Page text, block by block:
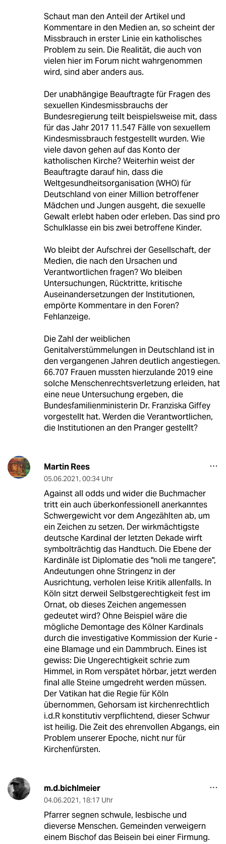
Schaut man den Anteil der Artikel und
Kommentare in den Medien an, so scheint der
Missbrauch in erster Linie ein katholisches
Problem zu sein. Die Realität, die auch von
vielen hier im Forum nicht wahrgenommen
wird, sind aber anders aus.
Der unabhängige Beauftragte für Fragen des
sexuellen Kindesmissbrauchs der
Bundesregierung teilt beispielsweise mit, dass
für das Jahr 2017 11.547 Fälle von sexuellem
Kindesmissbrauch festgestellt wurden. Wie
viele davon gehen auf das Konto der
katholischen Kirche? Weiterhin weist der
Beauftragte darauf hin, dass die
Weltgesundheitsorganisation (WHO) für
Deutschland von einer Million betroffener
Mädchen und Jungen ausgeht, die sexuelle
Gewalt erlebt haben oder erleben. Das sind pro
Schulklasse ein bis zwei betroffene Kinder.
Wo bleibt der Aufschrei der Gesellschaft, der
Medien, die nach den Ursachen und
Verantwortlichen fragen? Wo bleiben
Untersuchungen, Rücktritte, kritische
Auseinandersetzungen der Institutionen,
empörte Kommentare in den Foren?
Fehlanzeige.
Die Zahl der weiblichen
Genitalverstümmelungen in Deutschland ist in
den vergangenen Jahren deutlich angestiegen.
66.707 Frauen mussten hierzulande 2019 eine
solche Menschenrechtsverletzung erleiden, hat
eine neue Untersuchung ergeben, die
Bundesfamilienministerin Dr. Franziska Giffey
vorgestellt hat. Werden die Verantwortlichen,
die Institutionen an den Pranger gestellt?
Martin Rees
05.06.2021, 00:34 Uhr
Against all odds und wider die Buchmacher
tritt ein auch überkonfessionell anerkanntes
Schwergewicht vor dem Angezählten ab, um
ein Zeichen zu setzen. Der wirkmächtigste
deutsche Kardinal der letzten Dekade wirft
symbolträchtig das Handtuch. Die Ebene der
Kardinäle ist Diplomatie des "noli me tangere",
Andeutungen ohne Stringenz in der
Ausrichtung, verholen leise Kritik allenfalls. In
Köln sitzt derweil Selbstgerechtigkeit fest im
Ornat, ob dieses Zeichen angemessen
gedeutet wird? Ohne Beispiel wäre die
mögliche Demontage des Kölner Kardinals
durch die investigative Kommission der Kurie -
eine Blamage und ein Dammbruch. Eines ist
gewiss: Die Ungerechtigkeit schrie zum
Himmel, in Rom verspätet hörbar, jetzt werden
final alle Steine umgedreht werden müssen.
Der Vatikan hat die Regie für Köln
übernommen, Gehorsam ist kirchenrechtlich
i.d.R konstitutiv verpflichtend, dieser Schwur
ist heilig. Die Zeit des ehrenvollen Abgangs, ein
Problem unserer Epoche, nicht nur für
Kirchenfürsten.
m.d.bichlmeier
04.06.2021, 18:17 Uhr
Pfarrer segnen schwule, lesbische und
dieverse Menschen. Gemeinden verweigern
einem Bischof das Beisein bei einer Firmung.